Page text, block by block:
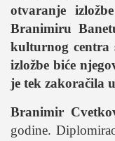
putovanja
moda i stil
studenti
fakulteti
otvaranje
Branimiru
kulturnog centra
izložbe biće
je tek zakoračila
Branimir
godine.